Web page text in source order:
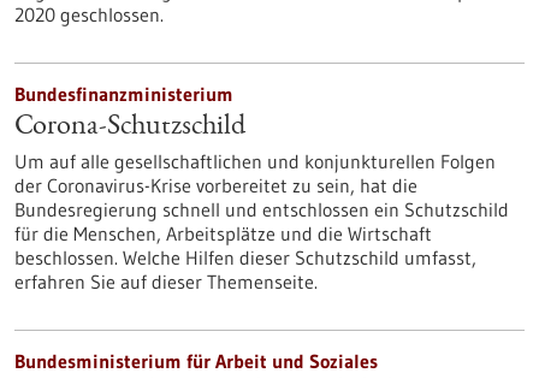
2020 geschlossen.
Bundesfinanzministerium
Corona-Schutzschild
Um auf alle gesellschaftlichen und konjunkturellen Folgen
der Coronavirus-Krise vorbereitet zu sein, hat die
Bundesregierung schnell und entschlossen ein Schutzschild
für die Menschen, Arbeitsplätze und die Wirtschaft
beschlossen. Welche Hilfen dieser Schutzschild umfasst,
erfahren Sie auf dieser Themenseite.
Bundesministerium für Arbeit und Soziales